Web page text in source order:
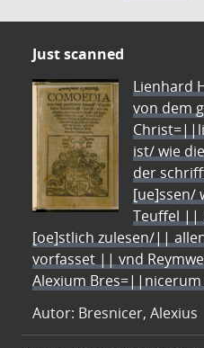
Just scanned
Lienhard
von dem
ist/ wie
der
[ue]ssen/
Teuffel ||
[oe]stlich zulesen/||
vorfasset || vnd
Alexium
Autor: Bresnicer, Alexius